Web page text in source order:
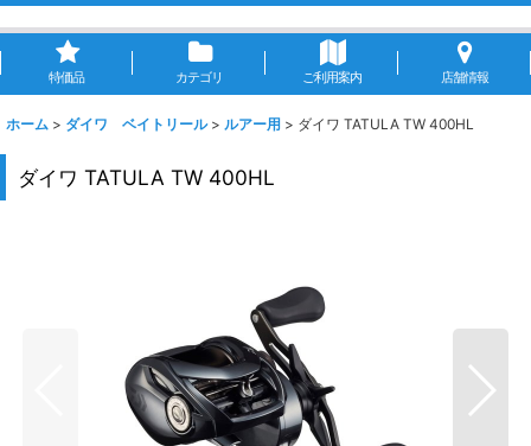
特価品 カテゴリ ご利用案内 店舗情報
ホーム > ダイワ ベイトリール > ルアー用 > ダイワ TATULA TW 400HL
ダイワ TATULA TW 400HL